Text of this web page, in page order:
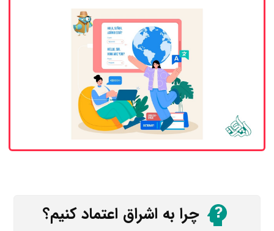
چرا به اشراق اعتماد کنیم؟